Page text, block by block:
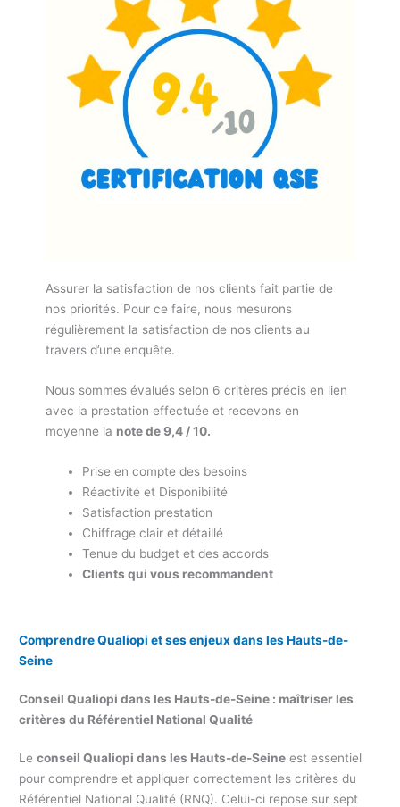
Assurer la satisfaction de nos clients fait partie de
nos priorités. Pour ce faire, nous mesurons
régulièrement la satisfaction de nos clients au
travers d’une enquête.
Nous sommes évalués selon 6 critères précis en lien
avec la prestation effectuée et recevons en
moyenne la note de 9,4 / 10.
Prise en compte des besoins
Réactivité et Disponibilité
Satisfaction prestation
Chiffrage clair et détaillé
Tenue du budget et des accords
Clients qui vous recommandent
Comprendre Qualiopi et ses enjeux dans les Hauts-de-
Seine
Conseil Qualiopi dans les Hauts-de-Seine : maîtriser les
critères du Référentiel National Qualité
Leconseil Qualiopi dans les Hauts-de-Seine est essentiel
pour comprendre et appliquer correctement les critères du
Référentiel National Qualité (RNQ). Celui-ci repose sur sept